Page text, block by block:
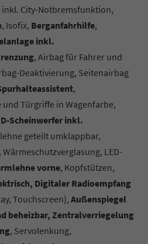
inkl. City-Notbremsfunktion,
, Isofix, Berganfahrhilfe,
inkl.
, Airbag für Fahrer und
Deaktivierung, Seitenairbag
,
Türgriffe in Wagenfarbe,
Scheinwerfer inkl.
geteilt umklappbar,
LED-
vorne, Kopfstützen,
Digitaler Radioempfang
Touchscreen), Außenspiegel
beheizbar, Zentralverriegelung
, Servolenkung,